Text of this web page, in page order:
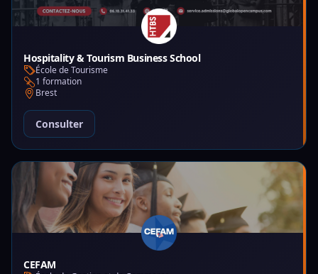
Hospitality & Tourism Business School
École de Tourisme
1 formation
Brest
Consulter
CEFAM